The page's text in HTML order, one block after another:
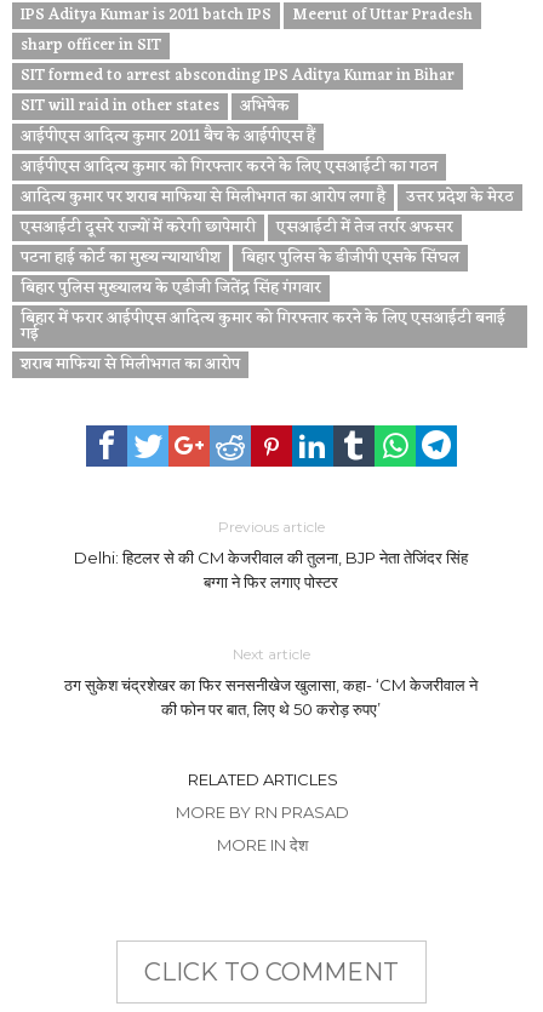
IPS Aditya Kumar is 2011 batch IPS
Meerut of Uttar Pradesh
sharp officer in SIT
SIT formed to arrest absconding IPS Aditya Kumar in Bihar
SIT will raid in other states
अभिषेक
आईपीएस आदित्य कुमार 2011 बैच के आईपीएस हैं
आईपीएस आदित्य कुमार को गिरफ्तार करने के लिए एसआईटी का गठन
आदित्य कुमार पर शराब माफिया से मिलीभगत का आरोप लगा है
उत्तर प्रदेश के मेरठ
एसआईटी दूसरे राज्यों में करेगी छापेमारी
एसआईटी में तेज तर्रार अफसर
पटना हाई कोर्ट का मुख्य न्यायाधीश
बिहार पुलिस के डीजीपी एसके सिंघल
बिहार पुलिस मुख्यालय के एडीजी जितेंद्र सिंह गंगवार
बिहार में फरार आईपीएस आदित्य कुमार को गिरफ्तार करने के लिए एसआईटी बनाई
गई
शराब माफिया से मिलीभगत का आरोप
Previous article
Delhi: हिटलर से की CM केजरीवाल की तुलना, BJP नेता तेजिंदर सिंह
बग्गा ने फिर लगाए पोस्टर
Next article
ठग सुकेश चंद्रशेखर का फिर सनसनीखेज खुलासा, कहा- ‘CM केजरीवाल ने
की फोन पर बात, लिए थे 50 करोड़ रुपए’
RELATED ARTICLES
MORE BY RN PRASAD
MORE IN देश
CLICK TO COMMENT